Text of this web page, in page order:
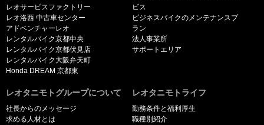
レオサービスファクトリー
レオ洛西 中古車センター
アドベンチャーレオ
レンタルバイク京都中央
レンタルバイク京都伏見店
レンタルバイク大阪弁天町
Honda DREAM 京都東
ビス
ビジネスバイクのメンテナンスプ
ラン
法人事業所
サポートエリア
レオタニモトグループについて
社長からのメッセージ
求める人材とは
レオタニモトライフ
勤務条件と福利厚生
職種別紹介